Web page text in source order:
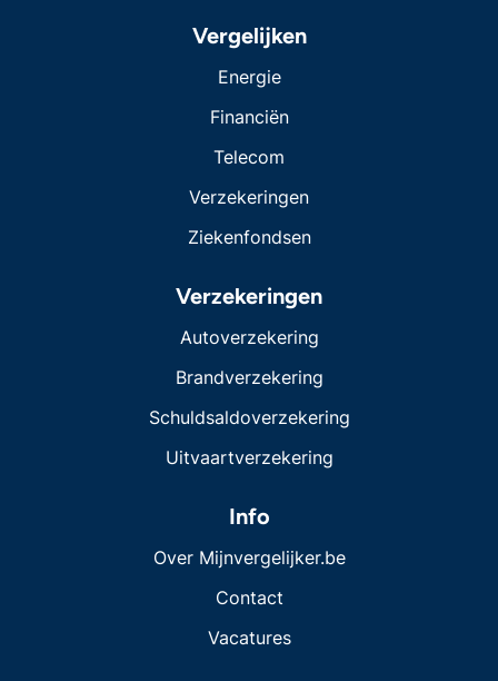
Vergelijken
Energie
Financiën
Telecom
Verzekeringen
Ziekenfondsen
Verzekeringen
Autoverzekering
Brandverzekering
Schuldsaldoverzekering
Uitvaartverzekering
Info
Over Mijnvergelijker.be
Contact
Vacatures